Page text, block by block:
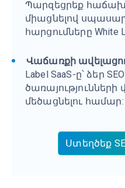
Պարզեցրեք
միացնելով
հարցումները White
Վաճառքի
Label SaaS-ը՝ ձեր
մեծացնելու համար:
Ստեղծեք